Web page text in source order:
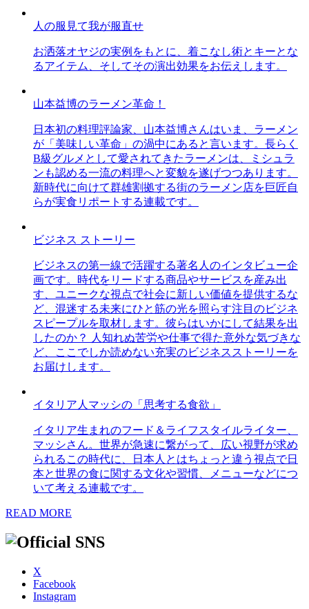
人の服見て我が服直せ
お洒落オヤジの実例をもとに、着こなし術とキーとな
るアイテム、そしてその演出効果をお伝えします。
山本益博のラーメン革命！
日本初の料理評論家、山本益博さんはいま、ラーメン
が「美味しい革命」の渦中にあると言います。長らく
B級グルメとして愛されてきたラーメンは、ミシュラ
ンも認める一流の料理へと変貌を遂げつつあります。
新時代に向けて群雄割拠する街のラーメン店を巨匠自
らが実食リポートする連載です。
ビジネス ストーリー
ビジネスの第一線で活躍する著名人のインタビュー企
画です。時代をリードする商品やサービスを産み出
す、ユニークな視点で社会に新しい価値を提供するな
ど、混迷する未来にひと筋の光を照らす注目のビジネ
スピープルを取材します。彼らはいかにして結果を出
したのか？ 人知れぬ苦労や仕事で得た意外な気づきな
ど、ここでしか読めない充実のビジネスストーリーを
お届けします。
イタリア人マッシの「思考する食欲」
イタリア生まれのフード＆ライフスタイルライター、
マッシさん。世界が急速に繋がって、広い視野が求め
られるこの時代に、日本人とはちょっと違う視点で日
本と世界の食に関する文化や習慣、メニューなどにつ
いて考える連載です。
READ MORE
X
Facebook
Instagram